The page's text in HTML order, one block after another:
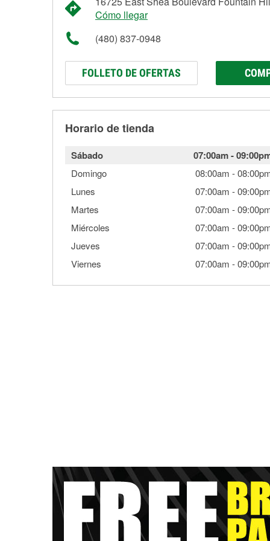
Cómo llegar
(480) 837-0948
FOLLETO DE OFERTAS
Horario de tienda
Sábado 07:00am-
Domingo 08:00am -
Lunes
07:00am -
Martes
07:00am -
Miércoles
07:00am -
Jueves
07:00am -
Viernes
07:00am -